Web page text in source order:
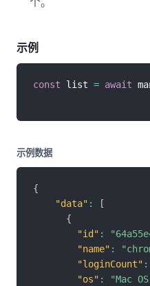
示例
const list = await
示例数据
{
"data" :
[
{
"id" :
"name" :
"loginCount" :
"os" : "Mac